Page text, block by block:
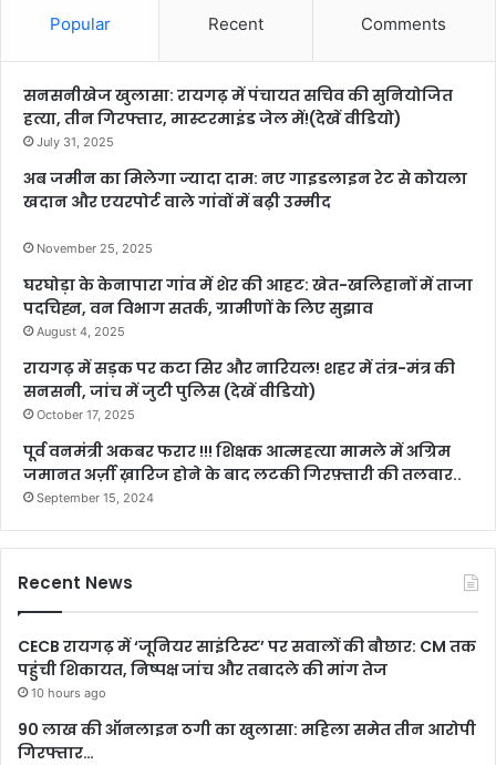
Popular Recent Comments
सनसनीखेज खुलासा: रायगढ़ में पंचायत सचिव की सुनियोजित
हत्या, तीन गिरफ्तार, मास्टरमाइंड जेल में!(देखें वीडियो)
July 31, 2025
अब जमीन का मिलेगा ज्यादा दाम: नए गाइडलाइन रेट से कोयला
खदान और एयरपोर्ट वाले गांवों में बढ़ी उम्मीद
November 25, 2025
घरघोड़ा के केनापारा गांव में शेर की आहट: खेत-खलिहानों में ताजा
पदचिह्न, वन विभाग सतर्क, ग्रामीणों के लिए सुझाव
August 4, 2025
रायगढ़ में सड़क पर कटा सिर और नारियल! शहर में तंत्र-मंत्र की
सनसनी, जांच में जुटी पुलिस (देखें वीडियो)
October 17, 2025
पूर्व वनमंत्री अकबर फरार !!! शिक्षक आत्महत्या मामले में अग्रिम
जमानत अर्ज़ी ख़ारिज होने के बाद लटकी गिरफ़्तारी की तलवार..
September 15, 2024
Recent News
CECB रायगढ़ में ‘जूनियर साइंटिस्ट’ पर सवालों की बौछार: CM तक
पहुंची शिकायत, निष्पक्ष जांच और तबादले की मांग तेज
10 hours ago
90 लाख की ऑनलाइन ठगी का खुलासा: महिला समेत तीन आरोपी
गिरफ्तार…